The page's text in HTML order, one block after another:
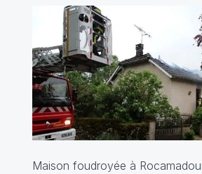
Maison foudroyée à